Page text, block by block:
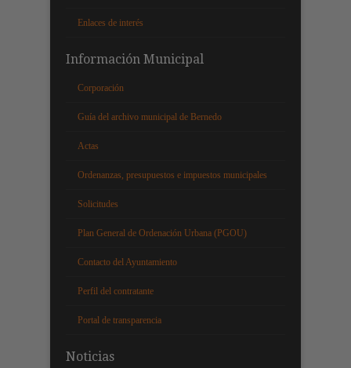
Enlaces de interés
Información Municipal
Corporación
Guía del archivo municipal de Bernedo
Actas
Ordenanzas, presupuestos e impuestos municipales
Solicitudes
Plan General de Ordenación Urbana (PGOU)
Contacto del Ayuntamiento
Perfil del contratante
Portal de transparencia
Noticias